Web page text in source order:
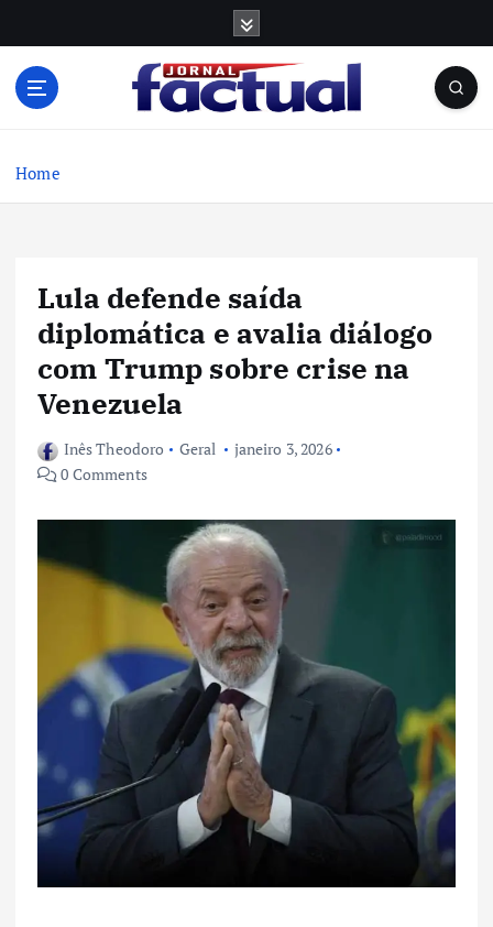
Home
Lula defende saída
diplomática e avalia diálogo
com Trump sobre crise na
Venezuela
Inês Theodoro Geral
janeiro 3, 2026
0 Comments